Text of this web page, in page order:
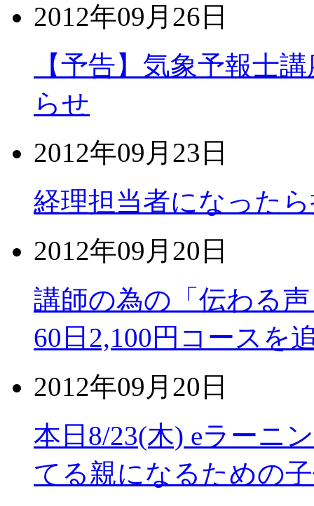
2012年09月26日
【予告】気象予報士
らせ
2012年09月23日
経理担当者になった
2012年09月20日
講師の為の「伝わ
60日2,100円コースを
2012年09月20日
本日8/23(木) eラーニ
てる親になるための